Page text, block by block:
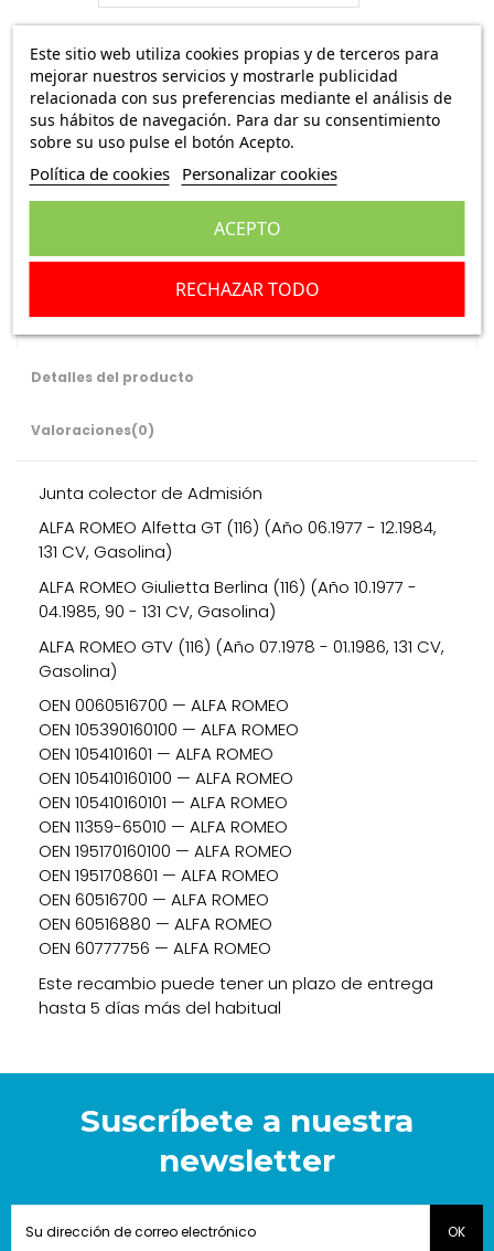
Junta colector de Admisión Alfa Romeo Alfetta,
Giulietta, GTV y Spider
Escribe una reseña
Añadir a la cesta
Detalles del producto
Valoraciones(0)
Junta colector de Admisión
ALFA ROMEO Alfetta GT (116) (Año 06.1977 - 12.1984,
131 CV, Gasolina)
ALFA ROMEO Giulietta Berlina (116) (Año 10.1977 -
04.1985, 90 - 131 CV, Gasolina)
ALFA ROMEO GTV (116) (Año 07.1978 - 01.1986, 131 CV,
Gasolina)
OEN 0060516700 — ALFA ROMEO
OEN 105390160100 — ALFA ROMEO
OEN 1054101601 — ALFA ROMEO
OEN 105410160100 — ALFA ROMEO
OEN 105410160101 — ALFA ROMEO
OEN 11359-65010 — ALFA ROMEO
OEN 195170160100 — ALFA ROMEO
OEN 1951708601 — ALFA ROMEO
OEN 60516700 — ALFA ROMEO
OEN 60516880 — ALFA ROMEO
OEN 60777756 — ALFA ROMEO
Este recambio puede tener un plazo de entrega
hasta 5 días más del habitual
Suscríbete a nuestra
newsletter
Este sitio web utiliza cookies propias y de terceros para
mejorar nuestros servicios y mostrarle publicidad
relacionada con sus preferencias mediante el análisis de
sus hábitos de navegación. Para dar su consentimiento
sobre su uso pulse el botón Acepto.
Política de cookies Personalizar cookies
RECHAZAR TODO
ACEPTO